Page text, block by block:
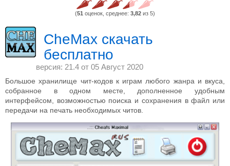
(51 оценок, среднее: 3,82 из 5)
CheMax скачать
бесплатно
версия: 21.4 от 05 Август 2020
Большое хранилище чит-кодов к играм любого жанра и вкуса,
собранное в одном месте, дополненное удобным
интерфейсом, возможностью поиска и сохранения в файл или
передачи на печать необходимых читов.